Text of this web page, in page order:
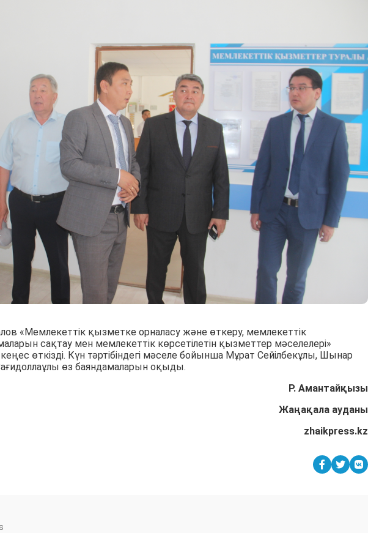
«Мемлекеттік қызметке орналасу және өткеру, мемлекеттік
сақтау мен мемлекеттік көрсетілетін қызметтер мәселелері»
өткізді. Күн тәртібіндегі мәселе бойынша Мұрат Сейілбекұлы, Шынар
өз баяндамаларын оқыды.
Р. Амантайқызы
Жаңақала ауданы
zhaikpress.kz